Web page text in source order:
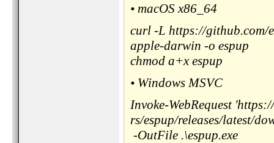
• macOS x86_64
curl -L https://github.com/
apple-darwin -o espup
chmod a+x espup
• Windows MSVC
Invoke-WebRequest
rs/espup/releases/latest/
-OutFile .\espup.exe